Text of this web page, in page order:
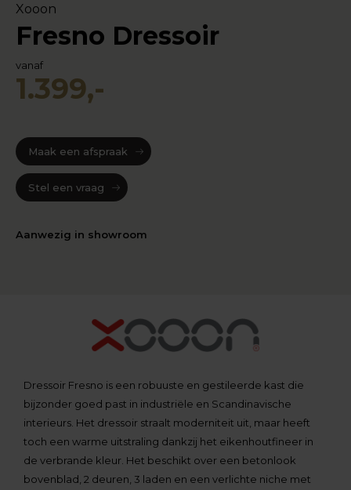
Xooon
Fresno Dressoir
vanaf
1.399,-
Maak een afspraak
Stel een vraag
Aanwezig in showroom
Dressoir Fresno is een robuuste en gestileerde kast die
bijzonder goed past in industriële en Scandinavische
interieurs. Het dressoir straalt moderniteit uit, maar heeft
toch een warme uitstraling dankzij het eikenhoutfineer in
de verbrande kleur. Het beschikt over een betonlook
bovenblad, 2 deuren, 3 laden en een verlichte niche met